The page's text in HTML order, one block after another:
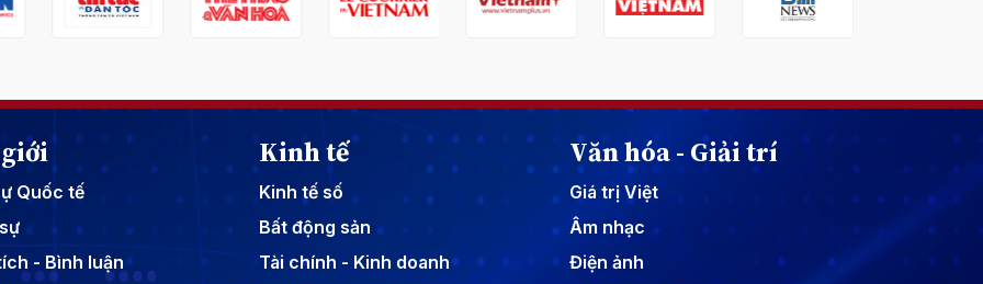
Quốc tế
- Bình luận
Kinh tế
Kinh tế số
Bất động sản
Tài chính - Kinh doanh
Văn hóa - Giải trí
Giá trị Việt
Âm nhạc
Điện ảnh